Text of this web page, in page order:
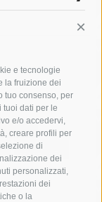
e tecnologie
la fruizione dei
tuo consenso, per
tuoi dati per le
e/o accedervi,
creare profili per
di
dei
personalizzati,
dei
o la
arresto
carabinieri